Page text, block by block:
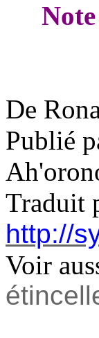
De
Publié
Traduit
http://
Voir